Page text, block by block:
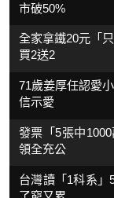
市破50%
全家拿鐵20元「
買2送2
71歲姜厚任認愛
信示愛
發票「5張中
領全充公
台灣讀「1科系